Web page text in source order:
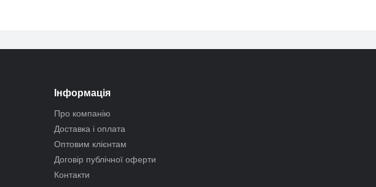
Інформація
Про компанію
Доставка і оплата
Оптовим клієнтам
Договір публічної оферти
Контакти